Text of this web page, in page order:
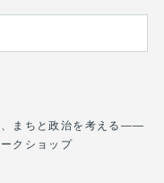
まちと政治を考える――
クショップ